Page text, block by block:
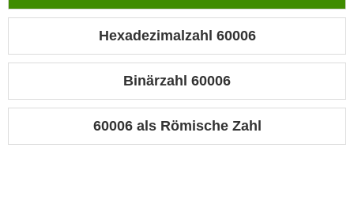
Hexadezimalzahl 60006
Binärzahl 60006
60006 als Römische Zahl